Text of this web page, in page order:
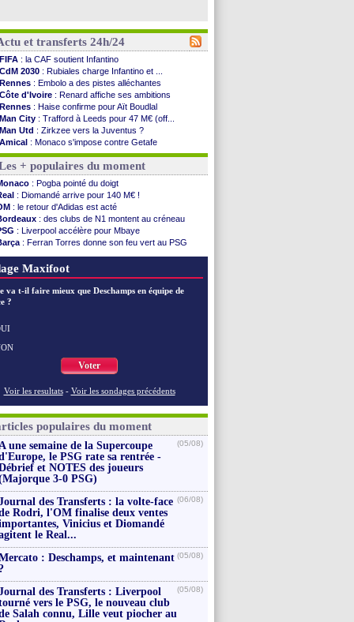
et transferts 24h/24
FIFA : la CAF soutient Infantino
CdM 2030 : Rubiales charge Infantino et ...
Rennes : Embolo a des pistes alléchantes
Côte d'Ivoire : Renard affiche ses ambitions
Rennes : Haise confirme pour Aït Boudlal
Man City : Trafford à Leeds pour 47 M€ (off...
Man Utd : Zirkzee vers la Juventus ?
Amical : Monaco s'impose contre Getafe
Nantes: Der Zakarian et sa relation avec Kita
OM: le club prêt à libérer Kondogbia ?
Monaco: le message touchant d'Akliouche
FIFA: Tebas en remet une couche
FIFA : l'UEFA maintient la pression
PSG: Tebas encense Luis Enrique
Real: Vinicius jusqu'en 2032 (officiel)
Lyon: Mangala va rejoindre Getafe
OM: une offre refusée pour Aguerd
Troyes: Junior Diaz jusqu'en 2030 (officiel)
OM : une offre pour Bulka
PSG
Arsenal
+ populaires du moment
: Pogba pointé du doigt
: Diomandé arrive pour 140 M€ !
: le retour d'Adidas est acté
: des clubs de N1 montent au créneau
: Liverpool accélère pour Mbaye
: Ferran Torres donne son feu vert au PSG
City: Rodri préfère le Barça au Real !
Maxifoot
va t-il faire mieux que Deschamps en équipe de
?
Voter
Voir les resultats - Voir les sondages précédents
populaires du moment
une semaine de la Supercoupe
le PSG rate sa rentrée -
et NOTES des joueurs
3-0 PSG)
(05/08)
des Transferts : la volte-face
Rodri, l'OM finalise deux ventes
Vinicius et Diomandé
le Real...
(06/08)
: Deschamps, et maintenant (05/08)
des Transferts : Liverpool
vers le PSG, le nouveau club
Salah connu, Lille veut piocher au
(05/08)